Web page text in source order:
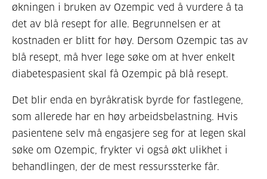
økningen i bruken av Ozempic ved å vurdere å ta
det av blå resept for alle. Begrunnelsen er at
kostnaden er blitt for høy. Dersom Ozempic tas av
blå resept, må hver lege søke om at hver enkelt
diabetespasient skal få Ozempic på blå resept.
Det blir enda en byråkratisk byrde for fastlegene,
som allerede har en høy arbeidsbelastning. Hvis
pasientene selv må engasjere seg for at legen skal
søke om Ozempic, frykter vi også økt ulikhet i
behandlingen, der de mest ressurssterke får.